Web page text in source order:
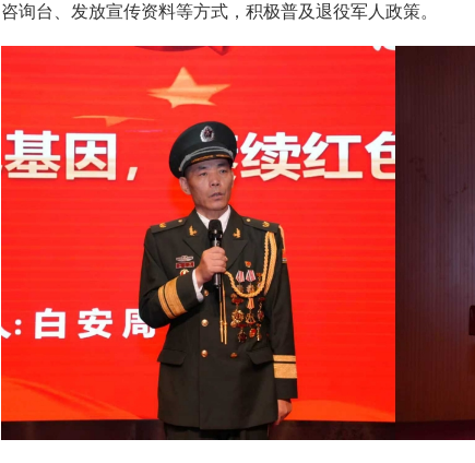
咨询台、发放宣传资料等方式，积极普及退役军人政策。